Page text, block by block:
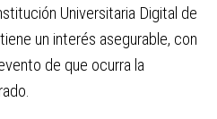
Universitaria Digital de
un interés asegurable, con
de que ocurra la